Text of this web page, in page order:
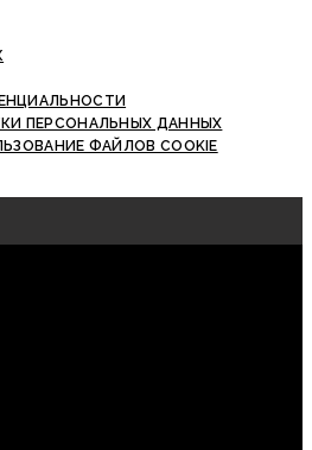
ПЕРСОНАЛЬНЫХ ДАННЫХ
ФАЙЛОВ COOKIE